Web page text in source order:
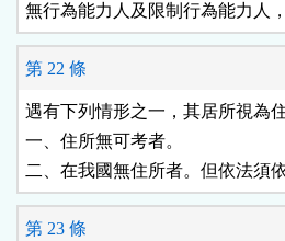
無行為能力人及限制行為能力人
第 22 條
遇有下列情形之一，其居所視為
一、住所無可考者。
二、在我國無住所者。但依法須
第 23 條